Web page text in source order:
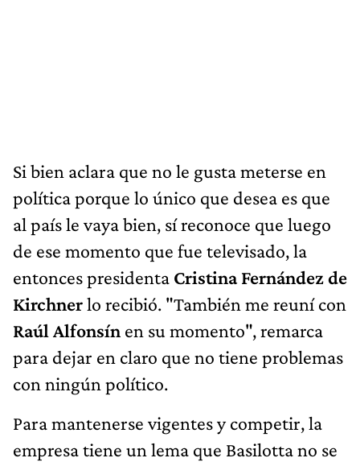
Si bien aclara que no le gusta meterse en
política porque lo único que desea es que
al país le vaya bien, sí reconoce que luego
de ese momento que fue televisado, la
entonces presidenta Cristina Fernández de
Kirchnerlo recibió. "También me reuní con
Raúl Alfonsín en su momento", remarca
para dejar en claro que no tiene problemas
con ningún político.
Para mantenerse vigentes y competir, la
empresa tiene un lema que Basilotta no se